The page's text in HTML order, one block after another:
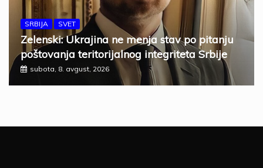
SRBIJA SVET
Zelenski: Ukrajina ne menja stav po pitanju
poštovanja teritorijalnog integriteta Srbije
subota, 8. avgust, 2026